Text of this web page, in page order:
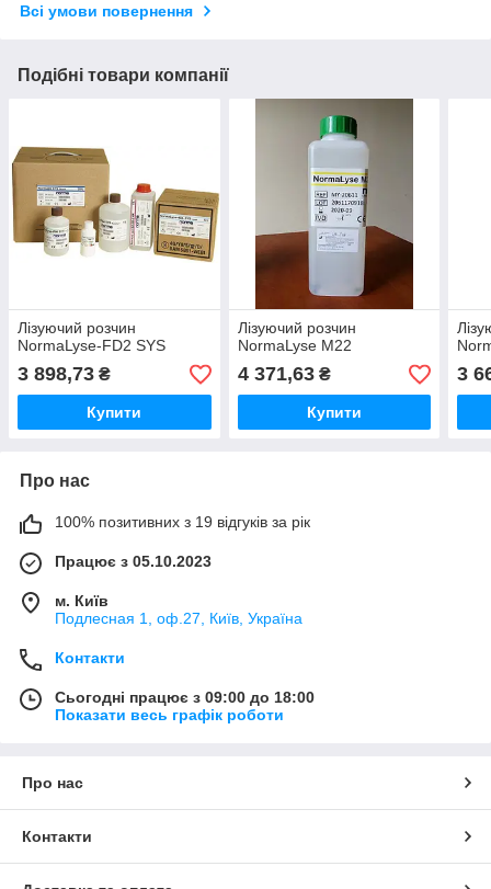
Всі умови повернення
Подібні товари компанії
Лізуючий розчин
NormaLyse-FD2 SYS
3 898,73 ₴
Купити
Лізуючий розчин
NormaLyse M22
4 371,63₴
Купити
3
Про нас
100% позитивних з 19 відгуків за рік
Працює з 05.10.2023
м. Київ
Подлесная 1, оф.27, Київ, Україна
Контакти
Сьогодні працює з 09:00 до 18:00
Показати весь графік роботи
Про нас
Контакти